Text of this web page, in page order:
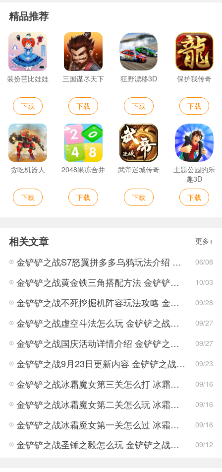
精品推荐
装扮芭比娃娃
下载
三国谋尽天下
下载
狂野漂移3D
下载
保护我传奇
下载
贪吃机器人
下载
2048果冻合并
下载
武帝迷城传奇
下载
主题公园的乐
趣3D
下载
相关文章 更多+
金铲铲之战S7怒翼拼多多乌鸦玩法介绍 金铲铲之战S7怒翼拼多多乌鸦详细攻略 06/08
金铲铲之战黄金铁三角搭配方法 金铲铲之战黄金铁三角怎么搭配 10/03
金铲铲之战不死挖掘机阵容玩法攻略 金铲铲之战不死挖掘机阵容搭配方案 09/28
金铲铲之战虚空斗法怎么玩 金铲铲之战虚空斗法的阵容介绍 09/27
金铲铲之战国庆活动详情介绍 金铲铲之战国庆活动玩法攻略 09/27
金铲铲之战9月23日更新内容 金铲铲之战新版本属性调整 09/23
金铲铲之战冰霜魔女第三关怎么打 冰霜魔女第三关打法攻略 09/16
金铲铲之战冰霜魔女第二关怎么玩 冰霜魔女第二关玩法思路 09/16
金铲铲之战冰霜魔女第一关怎么过 冰霜魔女第一关通关攻略 09/16
金铲铲之战圣锤之毅怎么玩 金铲铲之战圣锤之毅玩法攻略 09/12